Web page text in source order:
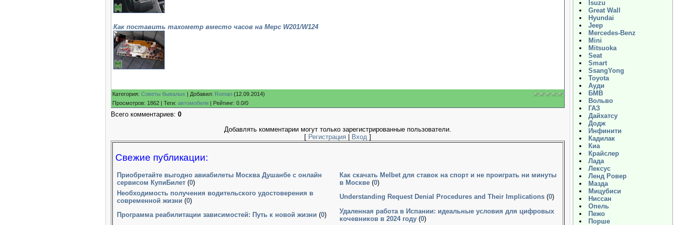
Как поставить тахометр вместо часов на Мерс W201/W124
Категория: Советы бывалых Добавил: Roman (12.09.2014)
Просмотров: 1862 Теги: автомобили Рейтинг: 0.0/0
Всего комментариев: 0
Добавлять комментарии могут только зарегистрированные пользователи.
[ Регистрация Вход ]
Свежие публикации:
Приобретайте выгодно авиабилеты Москва Душанбе с онлайн
сервисом КупиБилет (0)
Как скачать Melbet для ставок на спорт и не проиграть ни минуты
в Москве (0)
Необходимость получения водительского удостоверения в
современной жизни (0)
Understanding Request Denial Procedures and Their Implications (0)
Программа реабилитации зависимостей: Путь к новой жизни (0)
Удаленная работа в Испании: идеальные условия для цифровых
кочевников в 2024 году (0)
Isuzu
Great Wall
Hyundai
Jeep
Mercedes-Benz
Mini
Mitsuoka
Seat
Smart
SsangYong
Toyota
Ауди
БМВ
Вольво
ГАЗ
Дайхатсу
Додж
Инфинити
Кадилак
Киа
Крайслер
Лада
Лексус
Ленд Ровер
Мазда
Мицубиси
Ниссан
Опель
Пежо
Порше